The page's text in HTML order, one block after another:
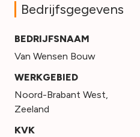
Bedrijfsgegevens
BEDRIJFSNAAM
Van Wensen Bouw
WERKGEBIED
Noord-Brabant West,
Zeeland
KVK